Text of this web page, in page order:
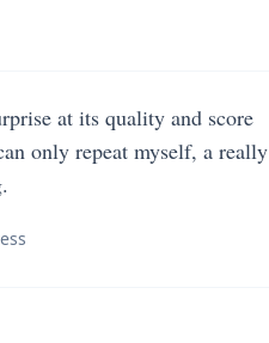
at its quality and score
only repeat myself, a really